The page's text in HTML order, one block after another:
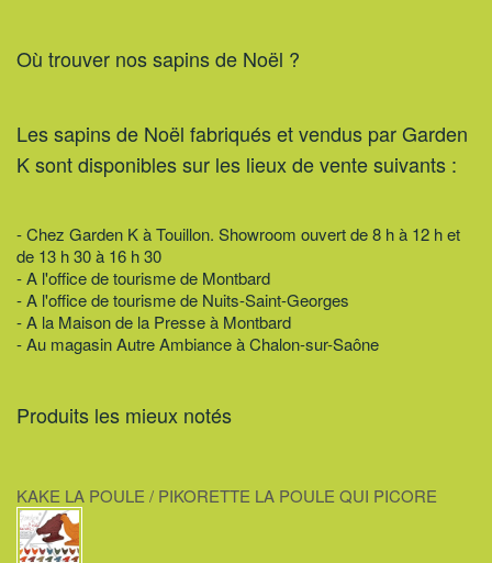
Où trouver nos sapins de Noël ?
Les sapins de Noël fabriqués et vendus par Garden
K sont disponibles sur les lieux de vente suivants :
- Chez Garden K à Touillon. Showroom ouvert de 8 h à 12 h et
de 13 h 30 à 16 h 30
- A l'office de tourisme de Montbard
- A l'office de tourisme de Nuits-Saint-Georges
- A la Maison de la Presse à Montbard
- Au magasin Autre Ambiance à Chalon-sur-Saône
Produits les mieux notés
KAKE LA POULE / PIKORETTE LA POULE QUI PICORE